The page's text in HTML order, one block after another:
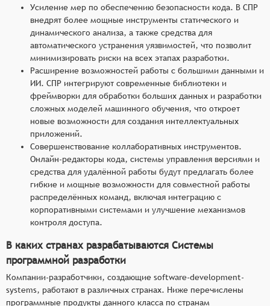
Усиление мер по обеспечению безопасности кода. В СПР
внедрят более мощные инструменты статического и
динамического анализа, а также средства для
автоматического устранения уязвимостей, что позволит
минимизировать риски на всех этапах разработки.
Расширение возможностей работы с большими данными и
ИИ. СПР интегрируют современные библиотеки и
фреймворки для обработки больших данных и разработки
сложных моделей машинного обучения, что откроет
новые возможности для создания интеллектуальных
приложений.
Совершенствование коллаборативных инструментов.
Онлайн-редакторы кода, системы управления версиями и
средства для удалённой работы будут предлагать более
гибкие и мощные возможности для совместной работы
распределённых команд, включая интеграцию с
корпоративными системами и улучшение механизмов
контроля доступа.
В каких странах разрабатываются Системы
программной разработки
Компании-разработчики, создающие software-development-
systems, работают в различных странах. Ниже перечислены
программные продукты данного класса по странам